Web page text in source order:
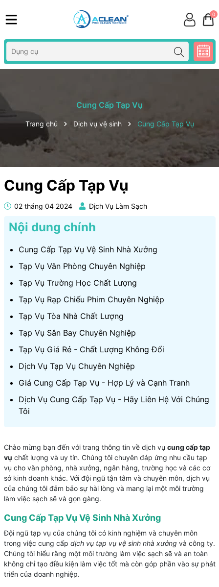
0
Cung Cấp Tạp Vụ
Trang chủ Dịch vụ vệ sinh Cung Cấp Tạp Vụ
Cung Cấp Tạp Vụ
02 tháng 04 2024 Dịch Vụ Làm Sạch
Nội dung chính
Cung Cấp Tạp Vụ Vệ Sinh Nhà Xưởng
Tạp Vụ Văn Phòng Chuyên Nghiệp
Tạp Vụ Trường Học Chất Lượng
Tạp Vụ Rạp Chiếu Phim Chuyên Nghiệp
Tạp Vụ Tòa Nhà Chất Lượng
Tạp Vụ Sân Bay Chuyên Nghiệp
Tạp Vụ Giá Rẻ - Chất Lượng Không Đổi
Dịch Vụ Tạp Vụ Chuyên Nghiệp
Giá Cung Cấp Tạp Vụ - Hợp Lý và Cạnh Tranh
Dịch Vụ Cung Cấp Tạp Vụ - Hãy Liên Hệ Với Chúng
Tôi
Chào mừng bạn đến với trang thông tin về dịch vụ cung cấp tạp
vụ chất lượng và uy tín. Chúng tôi chuyên đáp ứng nhu cầu tạp
vụ cho văn phòng, nhà xưởng, ngân hàng, trường học và các cơ
sở kinh doanh khác. Với đội ngũ tận tâm và chuyên môn, dịch vụ
của chúng tôi đảm bảo sự hài lòng và mang lại một môi trường
làm việc sạch sẽ và gọn gàng.
Cung Cấp Tạp Vụ Vệ Sinh Nhà Xưởng
Đội ngũ tạp vụ của chúng tôi có kinh nghiệm và chuyên môn
trong việc cung cấp dịch vụ tạp vụ vệ sinh nhà xưởng và công ty.
Chúng tôi hiểu rằng một môi trường làm việc sạch sẽ và an toàn
không chỉ tạo điều kiện làm việc tốt mà còn góp phần vào sự phát
triển của doanh nghiệp.